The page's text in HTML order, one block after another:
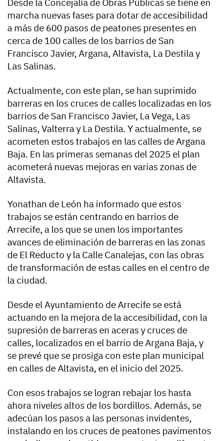
marcha nuevas fases para dotar de accesibilidad
a más de 600 pasos de peatones presentes en
cerca de 100 calles de los barrios de San
Francisco Javier, Argana, Altavista, La Destila y
Las Salinas.
Actualmente, con este plan, se han suprimido
barreras en los cruces de calles localizadas en los
barrios de San Francisco Javier, La Vega, Las
Salinas, Valterra y La Destila. Y actualmente, se
acometen estos trabajos en las calles de Argana
Baja. En las primeras semanas del 2025 el plan
acometerá nuevas mejoras en varias zonas de
Altavista.
Yonathan de León ha informado que estos
trabajos se están centrando en barrios de
Arrecife, a los que se unen los importantes
avances de eliminación de barreras en las zonas
de El Reducto y la Calle Canalejas, con las obras
de transformación de estas calles en el centro de
la ciudad.
Desde el Ayuntamiento de Arrecife se está
actuando en la mejora de la accesibilidad, con la
supresión de barreras en aceras y cruces de
calles, localizados en el barrio de Argana Baja, y
se prevé que se prosiga con este plan municipal
en calles de Altavista, en el inicio del 2025.
Con esos trabajos se logran rebajar los hasta
ahora niveles altos de los bordillos. Además, se
adecúan los pasos a las personas invidentes,
instalando en los cruces de peatones pavimentos